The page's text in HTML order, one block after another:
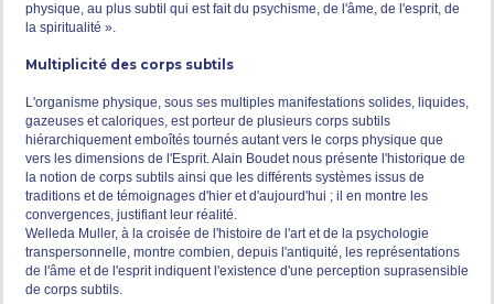
physique, au plus subtil qui est fait du psychisme, de l'âme, de l'esprit, de
la spiritualité ».
Multiplicité des corps subtils
L'organisme physique, sous ses multiples manifestations solides, liquides,
gazeuses et caloriques, est porteur de plusieurs corps subtils
hiérarchiquement emboîtés tournés autant vers le corps physique que
vers les dimensions de l'Esprit. Alain Boudet nous présente l'historique de
la notion de corps subtils ainsi que les différents systèmes issus de
traditions et de témoignages d'hier et d'aujourd'hui ; il en montre les
convergences, justifiant leur réalité.
Welleda Muller, à la croisée de l'histoire de l'art et de la psychologie
transpersonnelle, montre combien, depuis l'antiquité, les représentations
de l'âme et de l'esprit indiquent l'existence d'une perception suprasensible
de corps subtils.